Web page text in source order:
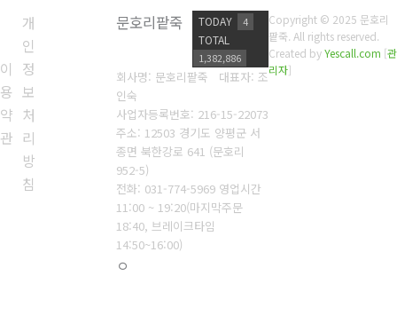
이
용
약
관
개
인
정
보
처
리
방
침
문호리팥죽 TODAY 4
TOTAL
1,382,886
회사명: 문호리팥죽 대표자: 조
인숙
사업자등록번호: 216-15-22073
주소: 12503 경기도 양평군 서
종면 북한강로 641 (문호리
952-5)
전화: 031-774-5969 영업시간
11:00 ~ 19:20(마지막주문
18:40, 브레이크타임
14:50~16:00)
ㅇ
Copyright © 2025 문호리
팥죽. All rights reserved.
Created byYescall.com [관
리자]